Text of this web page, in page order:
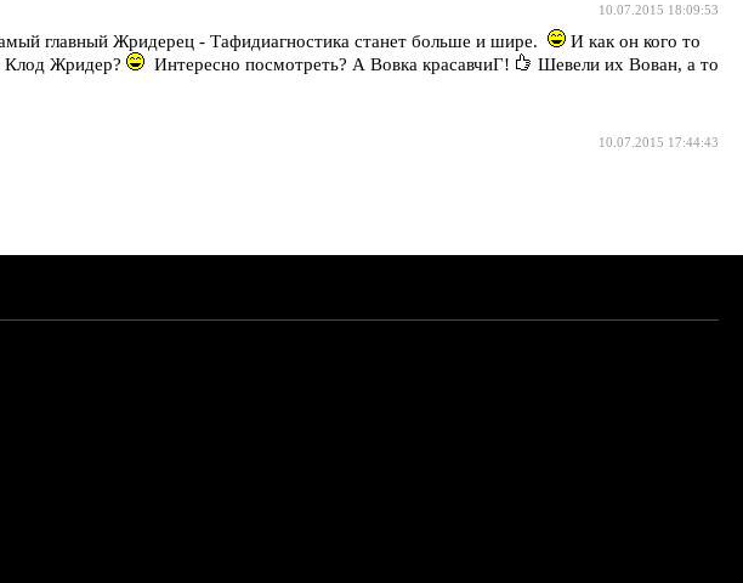
10.07.2015 18:09:53
главный Жридерец - Тафидиагностика станет больше и шире.
И как он кого то
Клод Жридер?
Интересно посмотреть? А Вовка красавчиГ!
Шевели их Вован, а то
10.07.2015 17:44:43